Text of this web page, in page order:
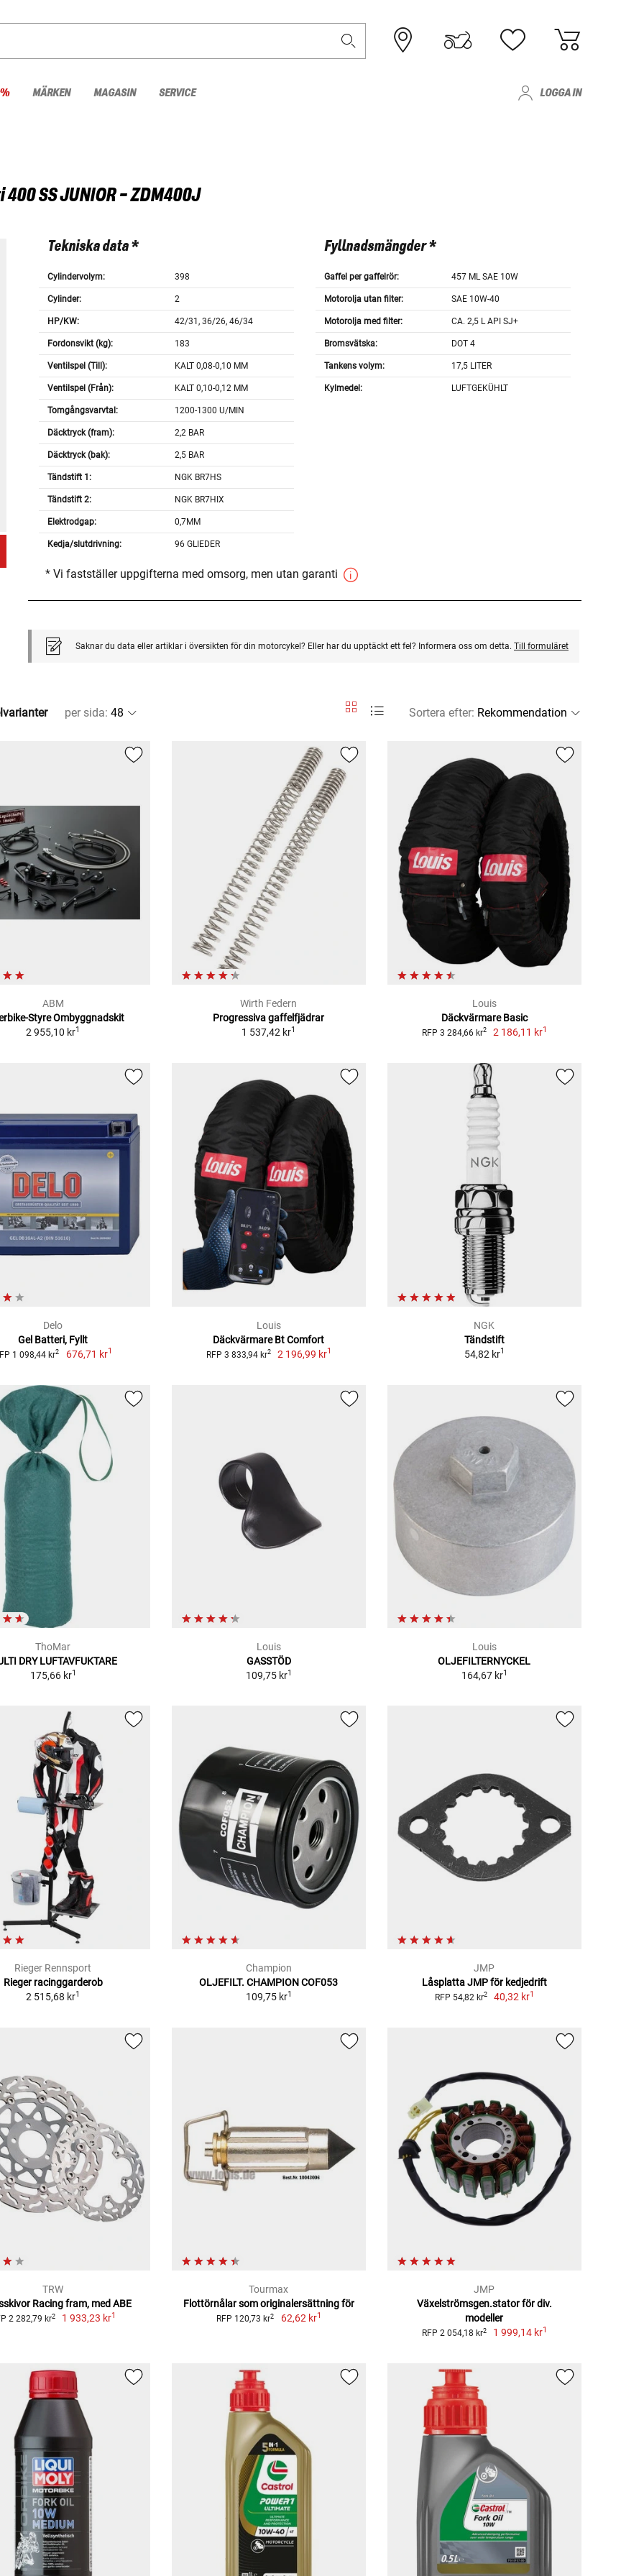
MÄRKEN MAGASIN SERVICE LOGGA IN
400 SS JUNIOR - ZDM400J
Tekniska data *
Cylindervolym: 398
Cylinder: 2
HP/KW: 42/31, 36/26, 46/34
Fordonsvikt (kg): 183
Ventilspel (Till): KALT 0,08-0,10 MM
Ventilspel (Från): KALT 0,10-0,12 MM
Tomgångsvarvtal: 1200-1300 U/MIN
Däcktryck (fram): 2,2 BAR
Däcktryck (bak): 2,5 BAR
Tändstift 1: NGK BR7HS
Tändstift 2: NGK BR7HIX
Elektrodgap: 0,7MM
Kedja/slutdrivning: 96 GLIEDER
Fyllnadsmängder *
Gaffel per gaffelrör: 457 ML SAE 10W
Motorolja utan filter: SAE 10W-40
Motorolja med filter: CA. 2,5 L API SJ+
Bromsvätska: DOT 4
Tankens volym: 17,5 LITER
Kylmedel: LUFTGEKÜHLT
* Vi fastställer uppgifterna med omsorg, men utan garanti
Saknar du data eller artiklar i översikten för din motorcykel? Eller har du upptäckt ett fel? Informera oss om detta. Till formuläret
per sida: Sortera efter:
ABM
Styre Ombyggnadskit
2 955,10 kr1
Wirth Federn
Progressiva gaffelfjädrar
1 537,42 kr1
Louis
Däckvärmare Basic
RFP 3 284,66 kr2 2 186,11 kr1
Delo
Gel Batteri, Fyllt
1 098,44 kr2 676,71 kr1
Louis
Däckvärmare Bt Comfort
RFP 3 833,94 kr2 2 196,99 kr1
NGK
Tändstift
54,82 kr1
ThoMar
DRY LUFTAVFUKTARE
175,66 kr1
Louis
GASSTÖD
109,75 kr1
Louis
OLJEFILTERNYCKEL
164,67 kr1
Rieger Rennsport
Rieger racinggarderob
2 515,68 kr1
Champion
OLJEFILT. CHAMPION COF053
109,75 kr1
JMP
Låsplatta JMP för kedjedrift
RFP 54,82 kr2 40,32 kr1
TRW
Racing fram, med ABE
2 282,79 kr2 1 933,23 kr1
Tourmax
Flottörnålar som originalersättning för
RFP 120,73 kr2 62,62 kr1
JMP
Växelströmsgen.stator för div.
modeller
RFP 2 054,18 kr2 1 999,14 kr1